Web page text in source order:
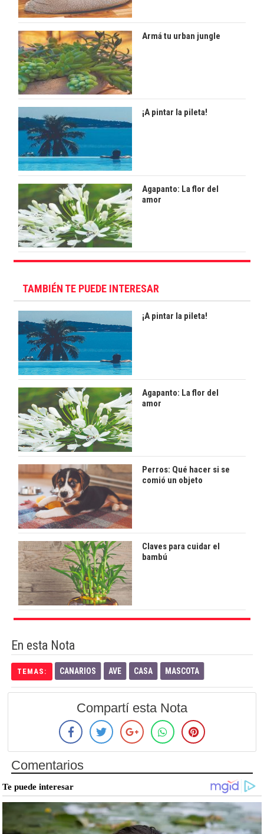
Armá tu urban jungle
¡A pintar la pileta!
Agapanto: La flor del
amor
TAMBIÉN TE PUEDE INTERESAR
¡A pintar la pileta!
Agapanto: La flor del
amor
Perros: Qué hacer si se
comió un objeto
Claves para cuidar el
bambú
En esta Nota
TEMAS: CANARIOS AVE CASA MASCOTA
Compartí esta Nota
Comentarios